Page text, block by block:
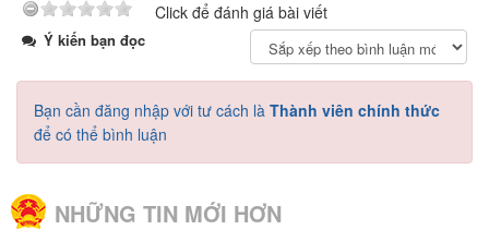
Click để đánh giá bài viết
Ý kiến bạn đọc
Bạn cần đăng nhập với tư cách là Thành viên chính thức
để có thể bình luận
NHỮNG TIN MỚI HƠN